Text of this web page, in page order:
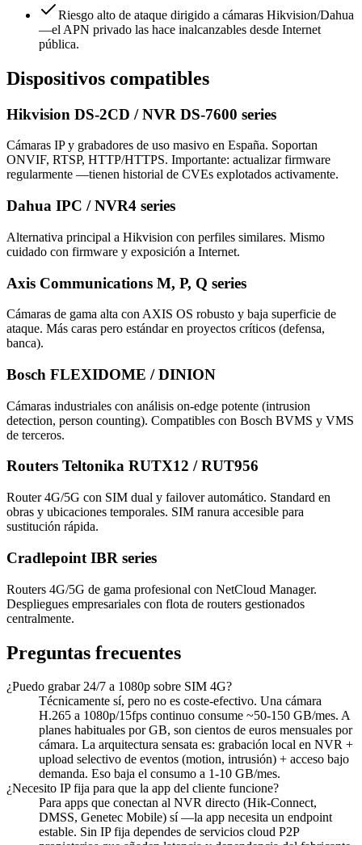
Riesgo alto de ataque dirigido a cámaras Hikvision/Dahua
—el APN privado las hace inalcanzables desde Internet
pública.
Dispositivos compatibles
Hikvision DS-2CD / NVR DS-7600 series
Cámaras IP y grabadores de uso masivo en España. Soportan
ONVIF, RTSP, HTTP/HTTPS. Importante: actualizar firmware
regularmente —tienen historial de CVEs explotados activamente.
Dahua IPC / NVR4 series
Alternativa principal a Hikvision con perfiles similares. Mismo
cuidado con firmware y exposición a Internet.
Axis Communications M, P, Q series
Cámaras de gama alta con AXIS OS robusto y baja superficie de
ataque. Más caras pero estándar en proyectos críticos (defensa,
banca).
Bosch FLEXIDOME / DINION
Cámaras industriales con análisis on-edge potente (intrusion
detection, person counting). Compatibles con Bosch BVMS y VMS
de terceros.
Routers Teltonika RUTX12 / RUT956
Router 4G/5G con SIM dual y failover automático. Standard en
obras y ubicaciones temporales. SIM ranura accesible para
sustitución rápida.
Cradlepoint IBR series
Routers 4G/5G de gama profesional con NetCloud Manager.
Despliegues empresariales con flota de routers gestionados
centralmente.
Preguntas frecuentes
¿Puedo grabar 24/7 a 1080p sobre SIM 4G?
Técnicamente sí, pero no es coste-efectivo. Una cámara
H.265 a 1080p/15fps continuo consume ~50-150 GB/mes. A
planes habituales por GB, son cientos de euros mensuales por
cámara. La arquitectura sensata es: grabación local en NVR +
upload selectivo de eventos (motion, intrusión) + acceso bajo
demanda. Eso baja el consumo a 1-10 GB/mes.
¿Necesito IP fija para que la app del cliente funcione?
Para apps que conectan al NVR directo (Hik-Connect,
DMSS, Genetec Mobile) sí —la app necesita un endpoint
estable. Sin IP fija dependes de servicios cloud P2P